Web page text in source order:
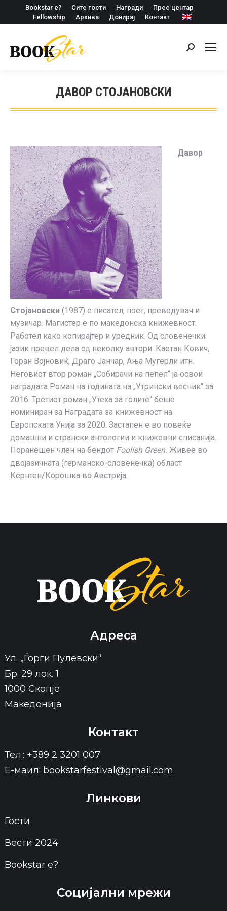
Bookstar е? Сите гости Награди
Прес центар
Fellowship
Архива Донирај Контакт
Search:
ДАВОР СТОЈАНОВСКИ
Давор
Стојановски (1987) е писател, поет, преведувач и
музичар. Магистер е по македонска книжевност.
Работел како копирајтер и уредник. Од словенечки
јазик превел дела од неколку автори. Каетан Кович,
Горан Војновиќ, Драго Јанчар, Ања Мугерли итн.
Неговиот втор роман „Собирачи на пепел“ ја освои
наградата Роман на годината на „Утрински весник“ за
2016. Третиот роман „Утеха за голите“ беше
номиниран за Наградата за книжевност на
Европската Унија за 2020. Застапен е во повеќе
домашни и странски антологии и книжевни списанија.
Поранешен член на бендот Foolish Green. Живее во
двојазичната (германско-словенечка) област
Кернтен/Корошка во Австрија.
Адреса
Ул. „Ѓорги Пулевски“
Бр. 29 лок. 1
1000 Скопје
Македонија
Контакт
Тел.: +389 2 3201 007
Е-маил: bookstarfestival@gmail.com
Линкови
Гости
Вести 2024
Bookstar е?
Социјални мрежи